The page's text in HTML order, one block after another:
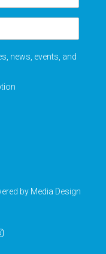
news, events, and
by Media Design